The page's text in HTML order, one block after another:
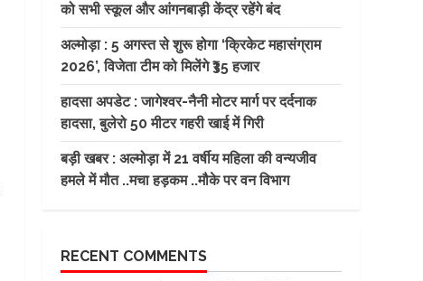
को सभी स्कूल और आंगनबाड़ी केंद्र रहेंगे बंद
अल्मोड़ा : 5 अगस्त से शुरू होगा ‘क्रिकेट महासंग्राम
2026’, विजेता टीम को मिलेंगे ₹35 हजार
हादसा अपडेट : जागेश्वर-नैनी मोटर मार्ग पर दर्दनाक
हादसा, बुलेरो 50 मीटर गहरी खाई में गिरी
बड़ी खबर : अल्मोड़ा में 21 वर्षीय महिला की वन्यजीव
हमले में मौत ..मचा हड़कम ..मौके पर वन विभाग
RECENT COMMENTS